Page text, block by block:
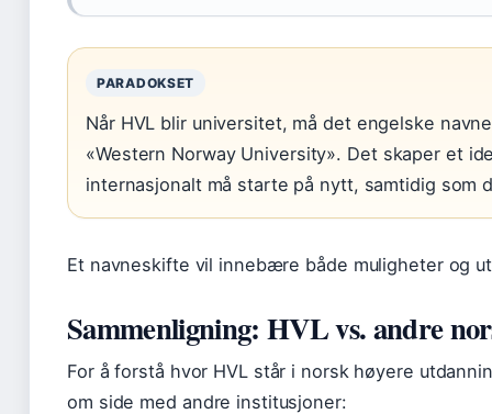
PARADOKSET
Når HVL blir universitet, må det engelske
«Western Norway University». Det skaper et
internasjonalt må starte på nytt, samtidig som
Et navneskifte vil innebære både muligheter og
Sammenligning: HVL vs. andre
For å forstå hvor HVL står i norsk høyere
om side med andre institusjoner: